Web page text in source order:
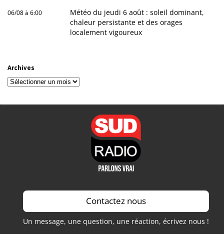
06/08 à 6:00
Météo du jeudi 6 août : soleil dominant,
chaleur persistante et des orages
localement vigoureux
Archives
Archives
Contactez nous
Un message, une question, une réaction, écrivez nous !